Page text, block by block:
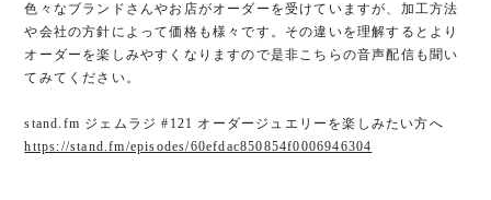
色々なブランドさんやお店がオーダーを受けていますが、加工方法
や会社の方針によって価格も様々です。その違いを理解するとより
オーダーを楽しみやすくなりますので是非こちらの音声配信も聞い
てみてください。
stand.fm ジェムラジ #121 オーダージュエリーを楽しみたい方へ
https://stand.fm/episodes/60efdac850854f0006946304